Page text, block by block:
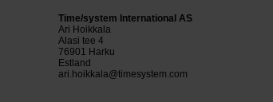
Time/system International AS
Ari Hoikkala
Alasi tee 4
76901 Harku
Estland
ari.hoikkala@timesystem.com